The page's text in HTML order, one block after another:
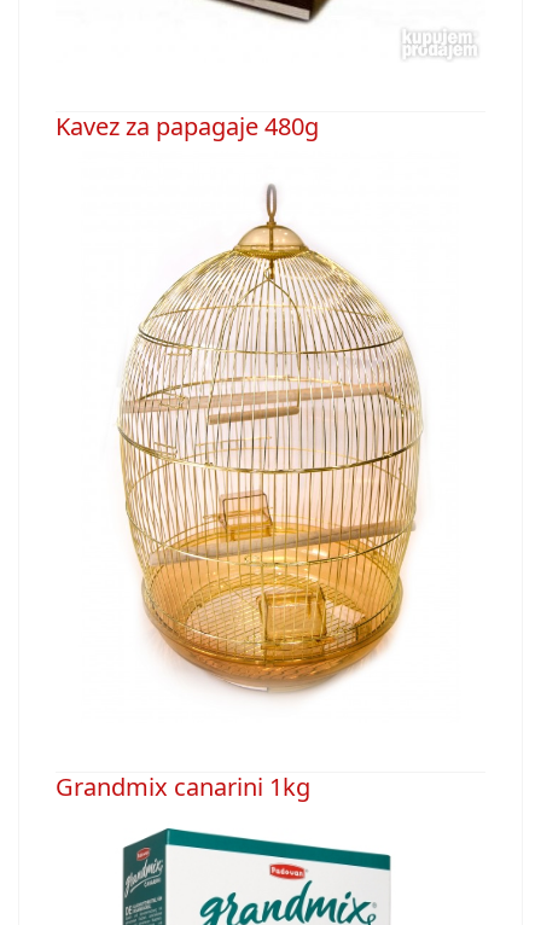
Kavez za papagaje 480g
Grandmix canarini 1kg